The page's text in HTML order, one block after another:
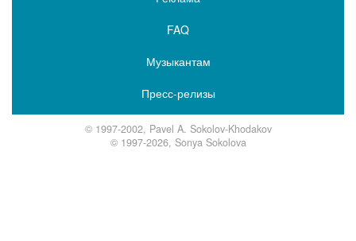
FAQ
Музыкантам
Пресс-релизы
© 1997-2002, Pavel A. Sokolov-Khodakov
© 1997-2026, Sonya Sokolova